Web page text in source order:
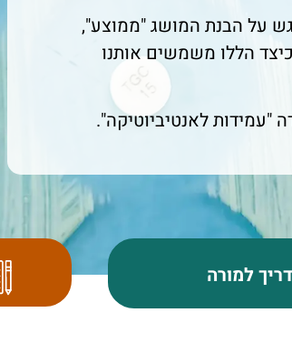
על הבנת המושג "ממוצע",
הללו משמשים אותנו
"עמידות לאנטיביוטיקה".
למורה